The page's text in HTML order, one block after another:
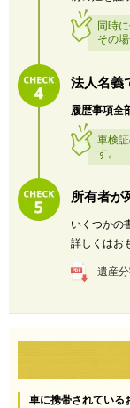
同時
その
法人名義
履歴事項全
車検
す。
所有者が
いくつかの
詳しくはお
遺産
車に携帯されている